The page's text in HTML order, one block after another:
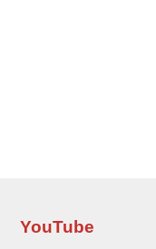
YouTube